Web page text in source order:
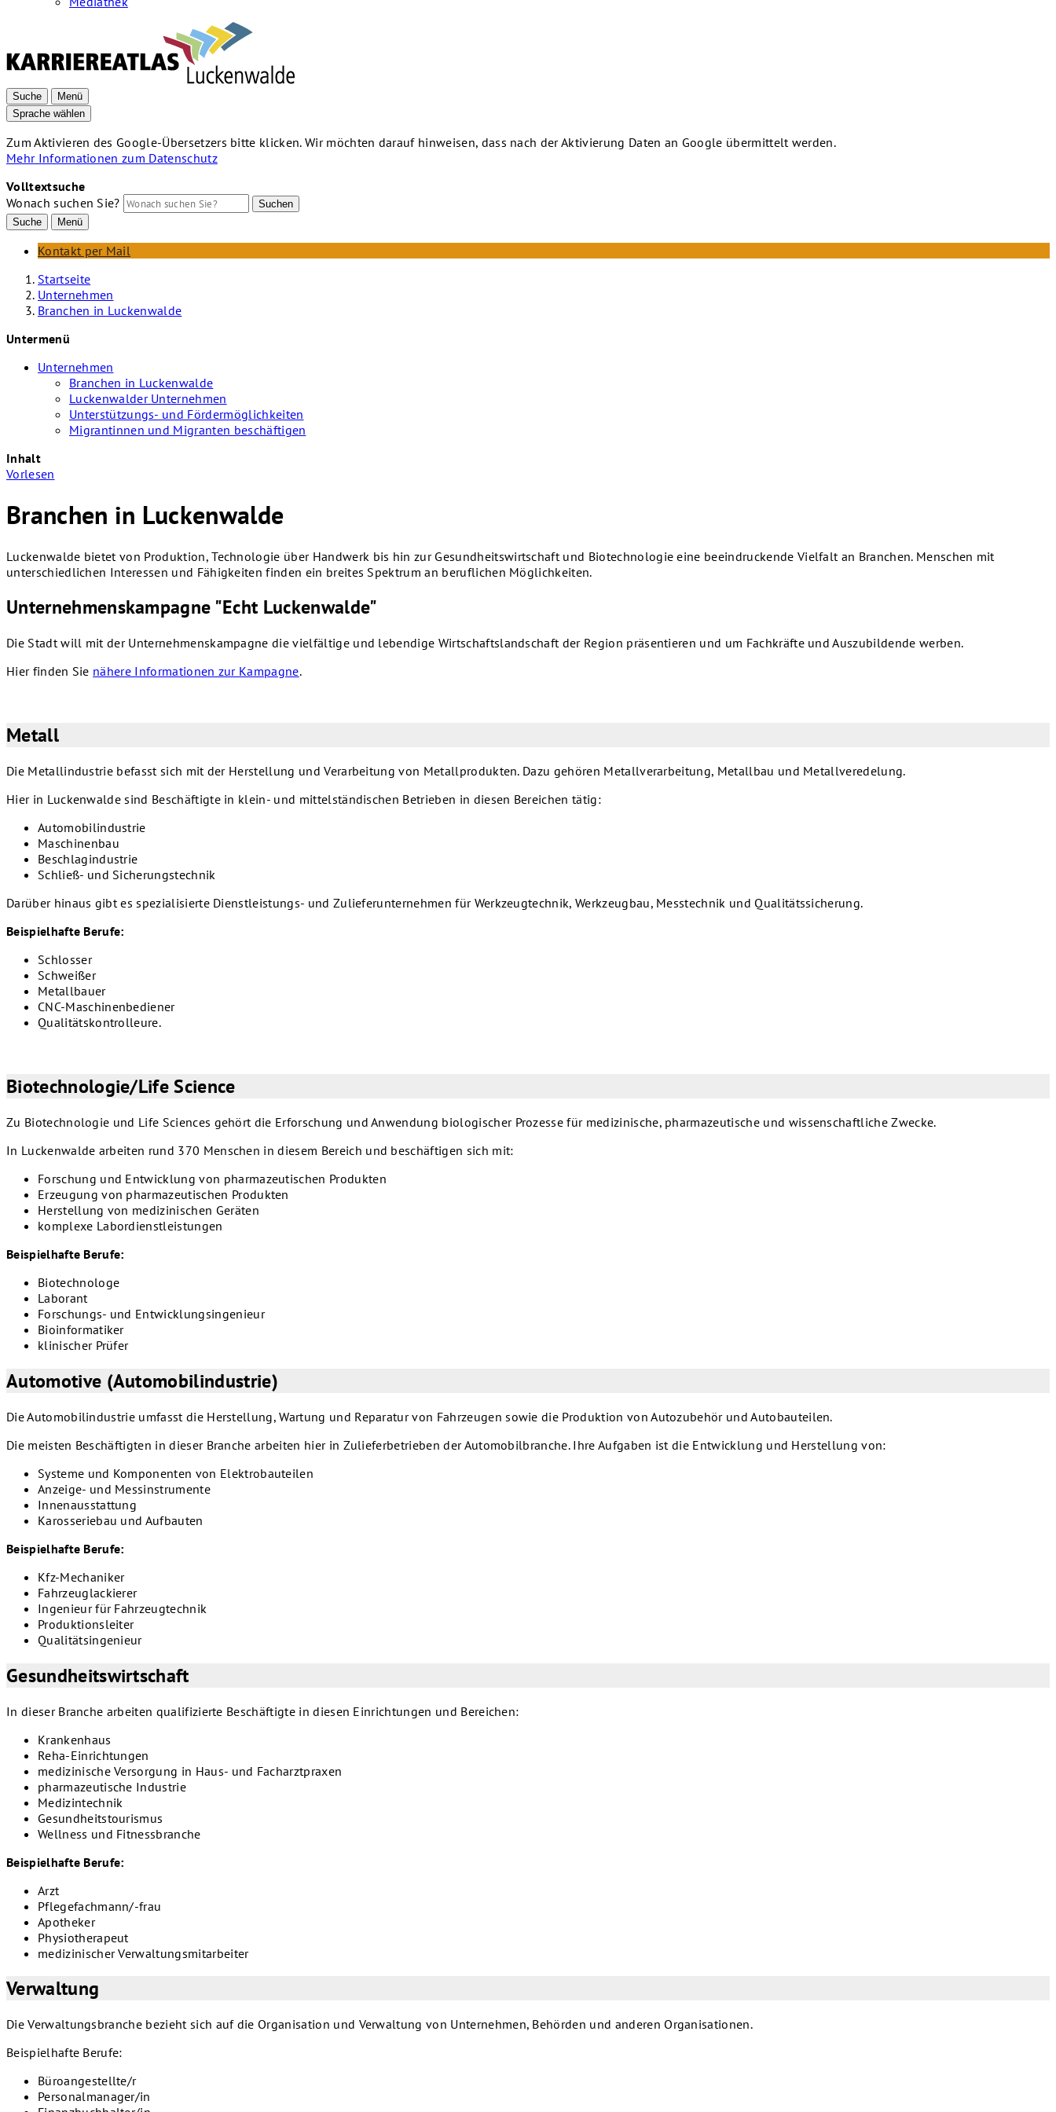
Suche
Menü
Sprache wählen
Zum Aktivieren des Google-Übersetzers bitte klicken. Wir möchten darauf hinweisen, dass nach der Aktivierung Daten an Google übermittelt werden.
Mehr Informationen zum Datenschutz
Volltextsuche
Wonach suchen Sie?
Suchen
Suche
Menü
Kontakt per Mail
Startseite
Unternehmen
Branchen in Luckenwalde
Untermenü
Unternehmen
Branchen in Luckenwalde
Luckenwalder Unternehmen
Unterstützungs- und Fördermöglichkeiten
Migrantinnen und Migranten beschäftigen
Inhalt
Vorlesen
Branchen in Luckenwalde
Luckenwalde bietet von Produktion, Technologie über Handwerk bis hin zur Gesundheitswirtschaft und Biotechnologie eine beeindruckende Vielfalt an Branchen. Menschen mit
unterschiedlichen Interessen und Fähigkeiten finden ein breites Spektrum an beruflichen Möglichkeiten.
Unternehmenskampagne "Echt Luckenwalde"
Die Stadt will mit der Unternehmenskampagne die vielfältige und lebendige Wirtschaftslandschaft der Region präsentieren und um Fachkräfte und Auszubildende werben.
Hier finden Sie nähere Informationen zur Kampagne.
Metall
Die Metallindustrie befasst sich mit der Herstellung und Verarbeitung von Metallprodukten. Dazu gehören Metallverarbeitung, Metallbau und Metallveredelung.
Hier in Luckenwalde sind Beschäftigte in klein- und mittelständischen Betrieben in diesen Bereichen tätig:
Automobilindustrie
Maschinenbau
Beschlagindustrie
Schließ- und Sicherungstechnik
Darüber hinaus gibt es spezialisierte Dienstleistungs- und Zulieferunternehmen für Werkzeugtechnik, Werkzeugbau, Messtechnik und Qualitätssicherung.
Beispielhafte Berufe:
Schlosser
Schweißer
Metallbauer
CNC-Maschinenbediener
Qualitätskontrolleure.
Biotechnologie/Life Science
Zu Biotechnologie und Life Sciences gehört die Erforschung und Anwendung biologischer Prozesse für medizinische, pharmazeutische und wissenschaftliche Zwecke.
In Luckenwalde arbeiten rund 370 Menschen in diesem Bereich und beschäftigen sich mit:
Forschung und Entwicklung von pharmazeutischen Produkten
Erzeugung von pharmazeutischen Produkten
Herstellung von medizinischen Geräten
komplexe Labordienstleistungen
Beispielhafte Berufe:
Biotechnologe
Laborant
Forschungs- und Entwicklungsingenieur
Bioinformatiker
klinischer Prüfer
Automotive (Automobilindustrie)
Die Automobilindustrie umfasst die Herstellung, Wartung und Reparatur von Fahrzeugen sowie die Produktion von Autozubehör und Autobauteilen.
Die meisten Beschäftigten in dieser Branche arbeiten hier in Zulieferbetrieben der Automobilbranche. Ihre Aufgaben ist die Entwicklung und Herstellung von:
Systeme und Komponenten von Elektrobauteilen
Anzeige- und Messinstrumente
Innenausstattung
Karosseriebau und Aufbauten
Beispielhafte Berufe:
Kfz-Mechaniker
Fahrzeuglackierer
Ingenieur für Fahrzeugtechnik
Produktionsleiter
Qualitätsingenieur
Gesundheitswirtschaft
In dieser Branche arbeiten qualifizierte Beschäftigte in diesen Einrichtungen und Bereichen:
Krankenhaus
Reha-Einrichtungen
medizinische Versorgung in Haus- und Facharztpraxen
pharmazeutische Industrie
Medizintechnik
Gesundheitstourismus
Wellness und Fitnessbranche
Beispielhafte Berufe:
Arzt
Pflegefachmann/-frau
Apotheker
Physiotherapeut
medizinischer Verwaltungsmitarbeiter
Verwaltung
Die Verwaltungsbranche bezieht sich auf die Organisation und Verwaltung von Unternehmen, Behörden und anderen Organisationen.
Beispielhafte Berufe:
Büroangestellte/r
Personalmanager/in